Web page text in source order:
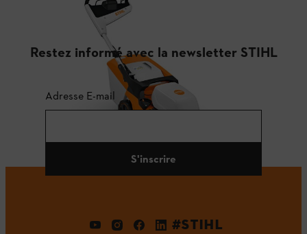
Restez informé avec la newsletter STIHL
Adresse E-mail
S'inscrire
#STIHL